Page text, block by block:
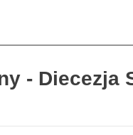
- Diecezja